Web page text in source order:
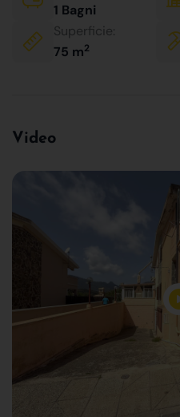
1 Bagni
Superficie:
75 m2
Video